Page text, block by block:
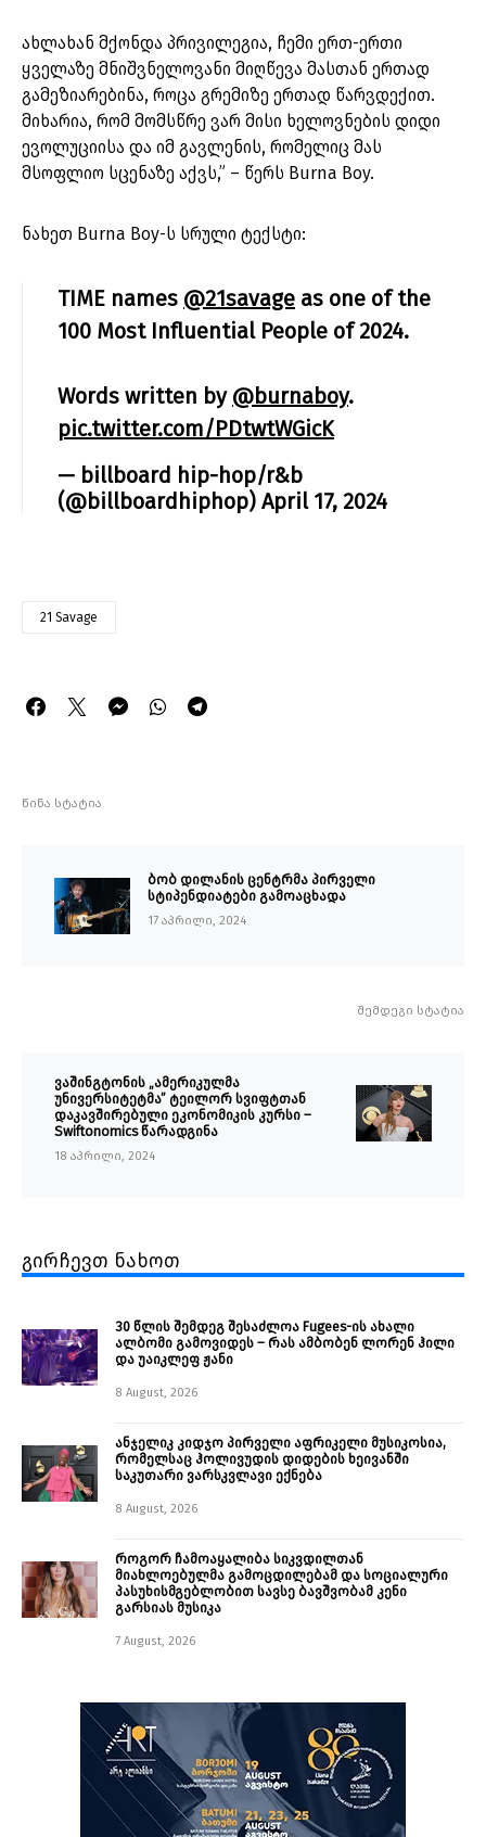
ახლახან მქონდა პრივილეგია, ჩემი ერთ-ერთი
ყველაზე მნიშვნელოვანი მიღწევა მასთან ერთად
გამეზიარებინა, როცა გრემიზე ერთად წარვდექით.
მიხარია, რომ მომსწრე ვარ მისი ხელოვნების დიდი
ევოლუციისა და იმ გავლენის, რომელიც მას
მსოფლიო სცენაზე აქვს,” – წერს Burna Boy.
ნახეთ Burna Boy-ს სრული ტექსტი:
TIME names @21savage as one of the
100 Most Influential People of 2024.
Words written by @burnaboy.
pic.twitter.com/PDtwtWGicK
— billboard hip-hop/r&b
(@billboardhiphop) April 17, 2024
21 Savage
წინა სტატია
ბობ დილანის ცენტრმა პირველი
სტიპენდიატები გამოაცხადა
17 აპრილი, 2024
შემდეგი სტატია
ვაშინგტონის „ამერიკულმა
უნივერსიტეტმა” ტეილორ სვიფტთან
დაკავშირებული ეკონომიკის კურსი –
Swiftonomics წარადგინა
18 აპრილი, 2024
გირჩევთ ნახოთ
30 წლის შემდეგ შესაძლოა Fugees-ის ახალი
ალბომი გამოვიდეს – რას ამბობენ ლორენ ჰილი
და უაიკლეფ ჟანი
8 August, 2026
ანჯელიკ კიდჯო პირველი აფრიკელი მუსიკოსია,
რომელსაც ჰოლივუდის დიდების ხეივანში
საკუთარი ვარსკვლავი ექნება
8 August, 2026
როგორ ჩამოაყალიბა სიკვდილთან
მიახლოებულმა გამოცდილებამ და სოციალური
პასუხისმგებლობით სავსე ბავშვობამ კენი
გარსიას მუსიკა
7 August, 2026